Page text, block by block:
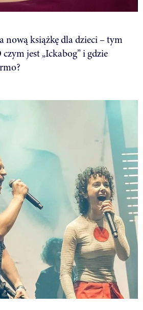
nową książkę dla dzieci – tym
jest „Ickabog” i gdzie